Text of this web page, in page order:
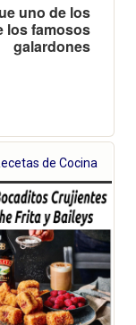
uno de los
los famosos
galardones
de Cocina